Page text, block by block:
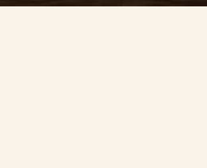
материалов наличие